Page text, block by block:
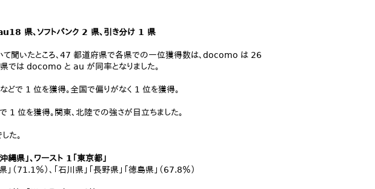
県、ソフトバンク 2 県、引き分け 1 県
いて聞いたところ、47 都道府県で各県での一位獲得数は、docomo は 26
では docomo と au が同率となりました。
どで 1 位を獲得。全国で偏りがなく 1 位を獲得。
1 位を獲得。関東、北陸での強さが目立ちました。
た。
県」、ワースト 1「東京都」
」（71.1％）、「石川県」「長野県」「徳島県」（67.8％）